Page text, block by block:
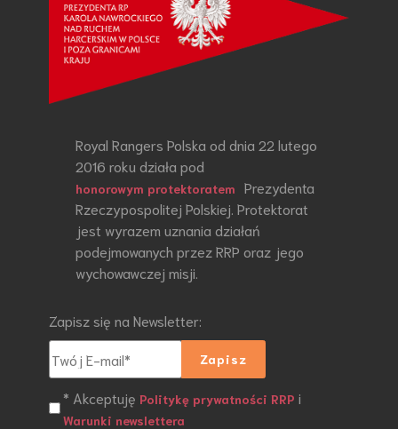
Royal Rangers Polska od dnia 22 lutego
2016 roku działa pod
honorowym protektoratem
Prezydenta
Rzeczypospolitej Polskiej. Protektorat
jest wyrazem uznania działań
podejmowanych przez RRP oraz jego
wychowawczej misji.
Zapisz się na Newsletter:
* AkceptujęPolitykę prywatności RRP i
Warunki newslettera